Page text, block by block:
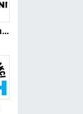
Çeliksan Paslanmaz